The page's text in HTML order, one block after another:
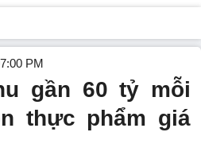
PM
gần 60 tỷ mỗi
thực phẩm giá